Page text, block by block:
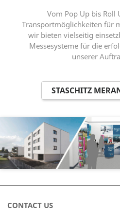
Vom Pop Up bis Roll
Transportmöglichkeiten für
wir bieten vielseitig
Messesysteme für die
unserer
STASCHITZ
CONTACT US